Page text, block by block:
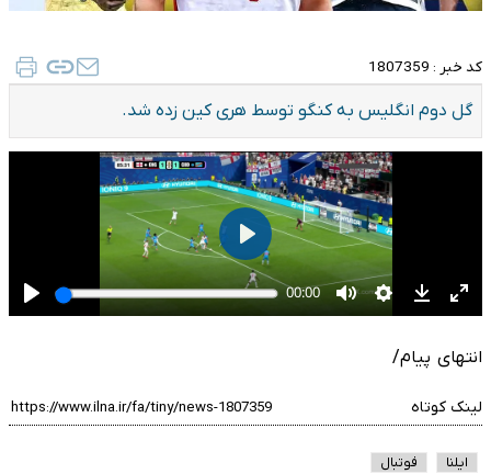
کد خبر : 1807359
گل دوم انگلیس به کنگو توسط هری کین زده شد.
انتهای پیام/
لینک کوتاه
ایلنا فوتبال